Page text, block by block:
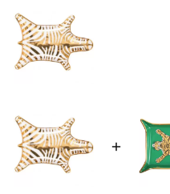
Jonathan Adler
porslin med silver accenter​
med torr trasa
är ett amerikanskt varumärke